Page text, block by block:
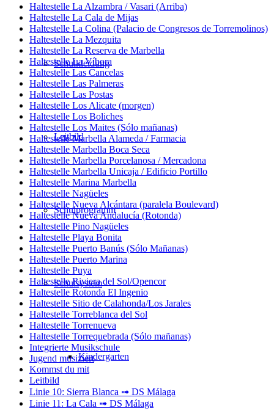
Schulkleidung
Leitbild
Schulprogramm
Schulsystem
Kindergarten
Haltestelle La Alzambra / Vasari (Arriba)
Haltestelle La Cala de Mijas
Haltestelle La Colina (Palacio de Congresos de Torremolinos)
Haltestelle La Mezquita
Haltestelle La Reserva de Marbella
Haltestelle La Víbora
Haltestelle Las Cancelas
Haltestelle Las Palmeras
Haltestelle Las Postas
Haltestelle Los Alicate (morgen)
Haltestelle Los Boliches
Haltestelle Los Maites (Sólo mañanas)
Haltestelle Marbella Alameda / Farmacia
Haltestelle Marbella Boca Seca
Haltestelle Marbella Porcelanosa / Mercadona
Haltestelle Marbella Unicaja / Edificio Portillo
Haltestelle Marina Marbella
Haltestelle Nagüeles
Haltestelle Nueva Alcántara (paralela Boulevard)
Haltestelle Nueva Andalucía (Rotonda)
Haltestelle Pino Nagüeles
Haltestelle Playa Bonita
Haltestelle Puerto Banús (Sólo Mañanas)
Haltestelle Puerto Marina
Haltestelle Puya
Haltestelle Riviera del Sol/Opencor
Haltestelle Rotonda El Ingenio
Haltestelle Sitio de Calahonda/Los Jarales
Haltestelle Torreblanca del Sol
Haltestelle Torrenueva
Haltestelle Torrequebrada (Sólo mañanas)
Integrierte Musikschule
Jugend musiziert
Kommst du mit
Leitbild
Linie 10: Sierra Blanca ➟ DS Málaga
Linie 11: La Cala ➟ DS Málaga